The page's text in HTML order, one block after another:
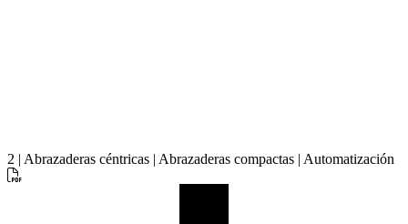
2 | Abrazaderas céntricas | Abrazaderas compactas | Automatización